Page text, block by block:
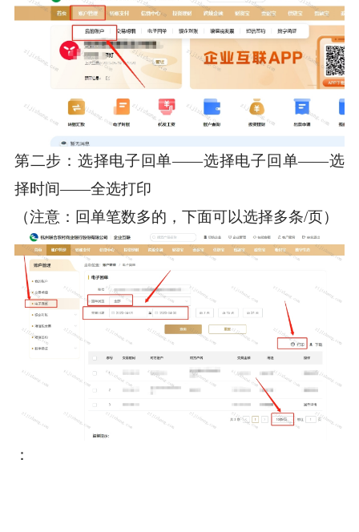
第二步：选择电子回单——选择电子回单——选
择时间——全选打印
（注意：回单笔数多的，下面可以选择多条/页）
：